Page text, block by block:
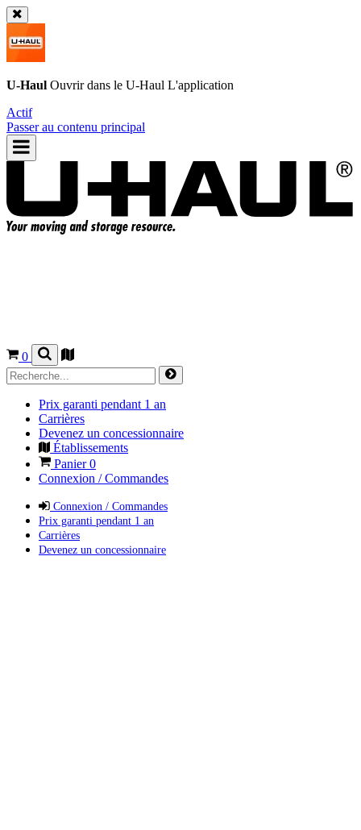
U-Haul Ouvrir dans le U-Haul L'application
Actif
Passer au contenu principal
0
Prix garanti pendant 1 an
Carrières
Devenez un concessionnaire
Établissements
Panier0
Connexion / Commandes
Connexion / Commandes
Prix garanti pendant 1 an
Carrières
Devenez un concessionnaire